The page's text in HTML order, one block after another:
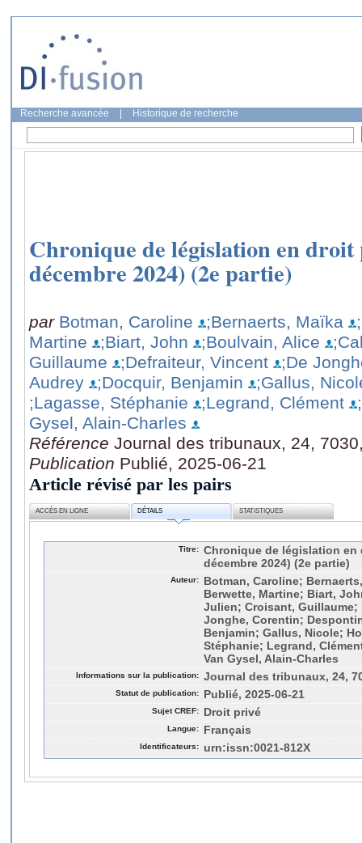
Recherche avancée Historique de recherche
Chronique de législation en
décembre 2024) (2e partie)
par Botman, Caroline ;Bernaerts, Maïka
Martine
;Biart, John ;Boulvain, Alice
Guillaume
;Defraiteur, Vincent
;De
Audrey
;Docquir, Benjamin
;Gallus,
;Lagasse, Stéphanie
;Legrand, Clément
Gysel, Alain-Charles
Référence Journal des tribunaux, 24,
Publication Publié, 2025-06-21
Article révisé par les pairs
ACCÈS EN LIGNE DÉTAILS STATISTIQUES
Titre: Chronique de législation en
décembre 2024) (2e partie)
Auteur:
Botman, Caroline;
Berwette, Martine; Biart,
Julien; Croisant, Guillaume;
Jonghe, Corentin;
Benjamin; Gallus, Nicole;
Stéphanie; Legrand,
Van Gysel, Alain-Charles
Informations sur la publication: Journal des tribunaux, 24,
Statut de publication: Publié, 2025-06-21
Sujet CREF: Droit privé
Langue: Français
Identificateurs: urn:issn:0021-812X